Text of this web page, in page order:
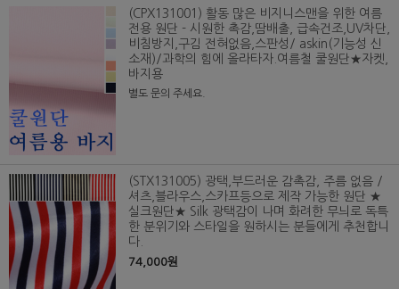
(CPX131001) 활동 많은 비지니스맨을 위한 여름
전용 원단 - 시원한 촉감,땀배출, 급속건조,UV차단,
비침방지,구김 전혀없음,스판성/ askin(기능성 신
소재)/과학의 힘에 올라타자.여름철 쿨원단★자켓,
바지용
별도 문의 주세요.
(STX131005) 광택,부드러운 감촉감, 주름 없음 /
셔츠,블라우스,스카프등으로 제작 가능한 원단 ★
실크원단★ Silk 광택감이 나며 화려한 무늬로 독특
한 분위기와 스타일을 원하시는 분들에게 추천합니
다.
74,000원